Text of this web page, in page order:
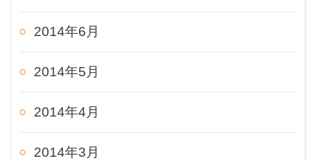
2014年6月
2014年5月
2014年4月
2014年3月